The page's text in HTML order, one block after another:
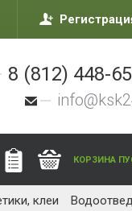
8 (812) 448-
КОРЗИНА
клеи